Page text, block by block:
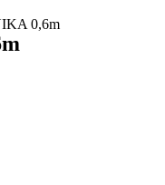
0,6m